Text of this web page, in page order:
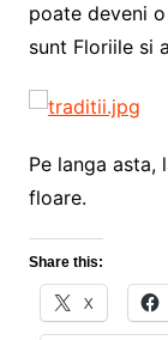
poate deveni
sunt Floriile si
Pe langa asta,
floare.
Share this:
X